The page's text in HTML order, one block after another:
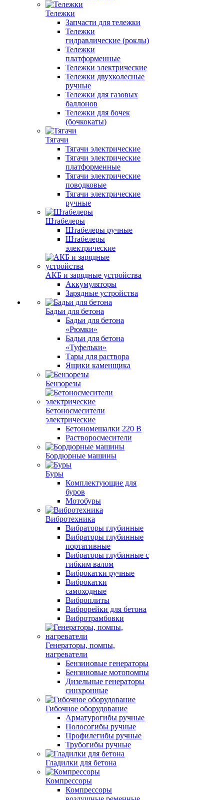
Тележки
Запчасти для тележки
Тележки
гидравлические (роклы)
Тележки
платформенные
Тележки электрические
Тележки двухколесные
ручные
Тележки для газовых
баллонов
Тележки для бочек
(бочкокаты)
Тягачи
Тягачи электрические
Тягачи электрические
платформенные
Тягачи электрические
поводковые
Тягачи электрические
ручные
Штабелеры
Штабелеры ручные
Штабелеры
электрические
АКБ и зарядные устройства
Аккумуляторы
Зарядные устройства
Бадьи для бетона
Бадьи для бетона
«Рюмки»
Бадьи для бетона
«Туфельки»
Тары для раствора
Ящики каменщика
Бензорезы
Бетоносмесители
электрические
Бетономешалки 220 В
Растворосмесители
Бордюрные машины
Буры
Комплектующие для
буров
Мотобуры
Вибротехника
Вибраторы глубинные
Вибраторы глубинные
портативные
Вибраторы глубинные с
гибким валом
Виброкатки ручные
Виброкатки
самоходные
Виброплиты
Виброрейки для бетона
Вибротрамбовки
Генераторы, помпы,
нагреватели
Бензиновые генераторы
Бензиновые мотопомпы
Дизельные генераторы
синхронные
Гибочное оборудование
Арматурогибы ручные
Полосогибы ручные
Профилегибы ручные
Трубогибы ручные
Гладилки для бетона
Компрессоры
Компрессоры